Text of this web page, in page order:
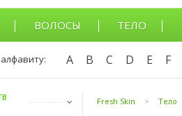
ВОЛОСЫ ТЕЛО
A B C D E F
Fresh Skin > Тело